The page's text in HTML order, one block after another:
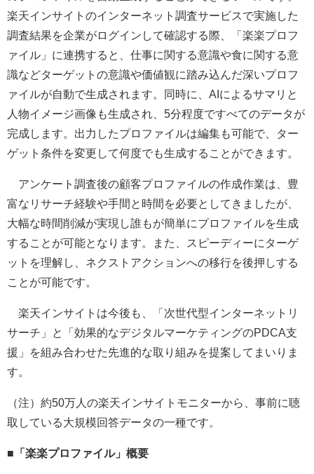
楽天インサイトのインターネット調査サービスで実施した
調査結果を企業がログインして確認する際、「楽楽プロフ
ァイル」に連携すると、仕事に関する意識や食に関する意
識などターゲットの意識や価値観に踏み込んだ深いプロフ
ァイルが自動で生成されます。同時に、AIによるサマリと
人物イメージ画像も生成され、5分程度ですべてのデータが
完成します。出力したプロファイルは編集も可能で、ター
ゲット条件を変更して何度でも生成することができます。
アンケート調査後の顧客プロファイルの作成作業は、豊
富なリサーチ経験や手間と時間を必要としてきましたが、
大幅な時間削減が実現し誰もが簡単にプロファイルを生成
することが可能となります。また、スピーディーにターゲ
ットを理解し、ネクストアクションへの移行を後押しする
ことが可能です。
楽天インサイトは今後も、「次世代型インターネットリ
サーチ」と「効果的なデジタルマーケティングのPDCA支
援」を組み合わせた先進的な取り組みを提案してまいりま
す。
（注）約50万人の楽天インサイトモニターから、事前に聴
取している大規模回答データの一種です。
■「楽楽プロファイル」概要